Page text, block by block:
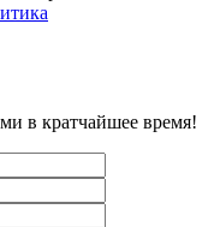
в кратчайшее время!